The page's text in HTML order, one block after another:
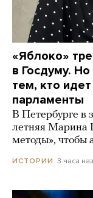
«Яблоко»
в Госдуму.
тем, кто
парламенты
В Петербурге в
летняя Марина
методы», чтобы
ИСТОРИИ 3 часа